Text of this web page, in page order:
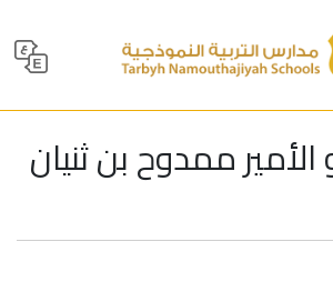
ممدوح بن ثنيان